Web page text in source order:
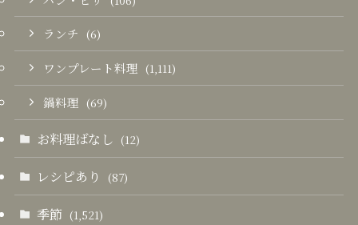
ランチ (6)
ワンプレート料理 (1,111)
鍋料理 (69)
お料理ばなし (12)
レシピあり (87)
季節 (1,521)